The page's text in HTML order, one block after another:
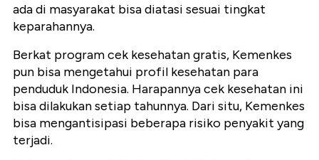
ada di masyarakat bisa diatasi sesuai tingkat
keparahannya.
Berkat program cek kesehatan gratis, Kemenkes
pun bisa mengetahui profil kesehatan para
penduduk Indonesia. Harapannya cek kesehatan ini
bisa dilakukan setiap tahunnya. Dari situ, Kemenkes
bisa mengantisipasi beberapa risiko penyakit yang
terjadi.